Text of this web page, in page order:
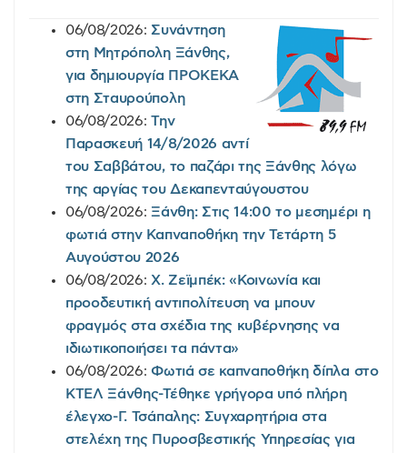
06/08/2026: Συνάντηση
στη Μητρόπολη Ξάνθης,
για δημιουργία ΠΡΟΚΕΚΑ
στη Σταυρούπολη
06/08/2026:Την
Παρασκευή 14/8/2026 αντί
του Σαββάτου, το παζάρι της Ξάνθης λόγω
της αργίας του Δεκαπενταύγουστου
06/08/2026: Ξάνθη: Στις 14:00 το μεσημέρι η
φωτιά στην Καπναποθήκη την Τετάρτη 5
Αυγούστου 2026
06/08/2026: Χ. Ζεϊμπέκ: «Κοινωνία και
προοδευτική αντιπολίτευση να μπουν
φραγμός στα σχέδια της κυβέρνησης να
ιδιωτικοποιήσει τα πάντα»
06/08/2026: Φωτιά σε καπναποθήκη δίπλα στο
ΚΤΕΛ Ξάνθης-Τέθηκε γρήγορα υπό πλήρη
έλεγχο-Γ. Τσάπαλης: Συγχαρητήρια στα
στελέχη της Πυροσβεστικής Υπηρεσίας για